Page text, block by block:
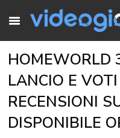
HOMEWORLD
LANCIO E
RECENSIONI
DISPONIBILE